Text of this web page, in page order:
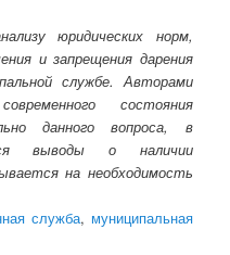
юридических норм,
и запрещения дарения
службе. Авторами
состояния
данного вопроса, в
выводы о наличии
на необходимость
служба, муниципальная